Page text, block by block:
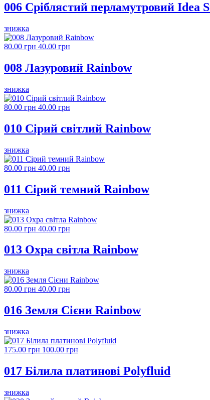
006 Сріблястий перламутровий Idea
знижка
80.00 грн 40.00 грн
008 Лазуровий Rainbow
знижка
80.00 грн 40.00 грн
010 Сірий світлий Rainbow
знижка
80.00 грн 40.00 грн
011 Сірий темний Rainbow
знижка
80.00 грн 40.00 грн
013 Охра світла Rainbow
знижка
80.00 грн 40.00 грн
016 Земля Сієни Rainbow
знижка
175.00 грн 100.00 грн
017 Білила платинові Polyfluid
знижка